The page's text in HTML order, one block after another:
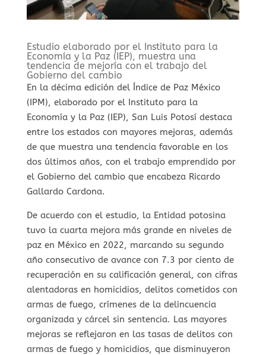
Estudio elaborado por el Instituto para la
Economía y la Paz (IEP), muestra una
tendencia de mejoría con el trabajo del
Gobierno del cambio
En la décima edición del Índice de Paz México
(IPM), elaborado por el Instituto para la
Economía y la Paz (IEP), San Luis Potosí destaca
entre los estados con mayores mejoras, además
de que muestra una tendencia favorable en los
dos últimos años, con el trabajo emprendido por
el Gobierno del cambio que encabeza Ricardo
Gallardo Cardona.
De acuerdo con el estudio, la Entidad potosina
tuvo la cuarta mejora más grande en niveles de
paz en México en 2022, marcando su segundo
año consecutivo de avance con 7.3 por ciento de
recuperación en su calificación general, con cifras
alentadoras en homicidios, delitos cometidos con
armas de fuego, crímenes de la delincuencia
organizada y cárcel sin sentencia. Las mayores
mejoras se reflejaron en las tasas de delitos con
armas de fuego y homicidios, que disminuyeron